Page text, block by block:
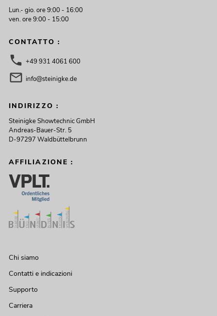
Lun.- gio. ore 9:00 - 16:00
ven. ore 9:00 - 15:00
CONTATTO :
+49 931 4061 600
info@steinigke.de
INDIRIZZO :
Steinigke Showtechnic GmbH
Andreas-Bauer-Str. 5
D-97297 Waldbüttelbrunn
AFFILIAZIONE :
Chi siamo
Contatti e indicazioni
Supporto
Carriera